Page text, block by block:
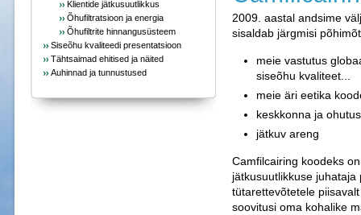
Klientide jätkusuutlikkus
Õhufiltratsioon ja energia
Õhufiltrite hinnangusüsteem
Siseõhu kvaliteedi presentatsioon
Tähtsaimad ehitised ja näited
Auhinnad ja tunnustused
2009. aastal andsime
sisaldab järgmisi
meie vastutus
siseõhu kvaliteet...
meie äri eetika
keskkonna ja
jätkuv areng
Camfilcairing koodeks
jätkusuutlikkuse
tütarettevõtetele
soovitusi oma kohalike